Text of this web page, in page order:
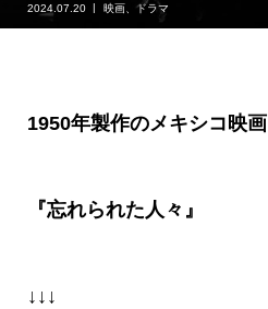
2024.07.20 映画、ドラマ
1950年製作のメキシコ映画
『忘れられた人々』
↓↓↓